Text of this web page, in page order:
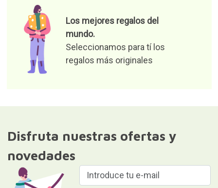
Los mejores regalos del
mundo.
Seleccionamos para tí los
regalos más originales
Disfruta nuestras ofertas y
novedades